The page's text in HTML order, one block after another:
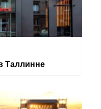
Таллинне